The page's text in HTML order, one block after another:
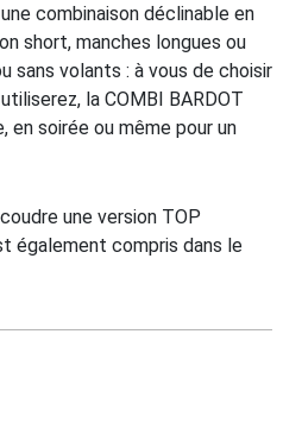
une combinaison déclinable en
short, manches longues ou
sans volants : à vous de choisir
la COMBI BARDOT
en soirée ou même pour un
une version TOP
également compris dans le